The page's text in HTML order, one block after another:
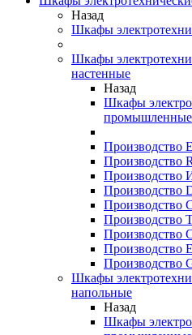
Назад
Шкафы
Шкафы
настенные
Назад
Шкафы
промышленные
Производство
Производство
Производство
Производство
Производство
Производство
Производство
Производство
Производство
Шкафы
напольные
Назад
Шкафы